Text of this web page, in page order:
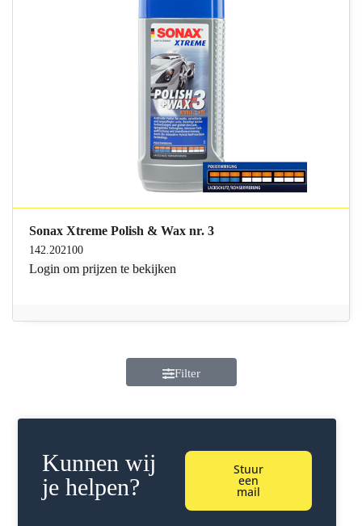
Sonax Xtreme Polish & Wax nr. 3
142.202100
Login om prijzen te bekijken
Filter
Kunnen wij
je helpen?
Stuur
een
mail